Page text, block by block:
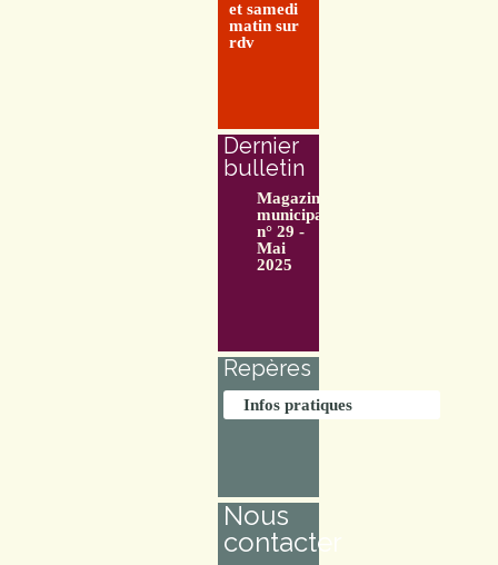
et samedi
matin sur
rdv
Dernier
bulletin
Magazine
municipal
n° 29 -
Mai
2025
Repères
Infos pratiques
Nous
contacter